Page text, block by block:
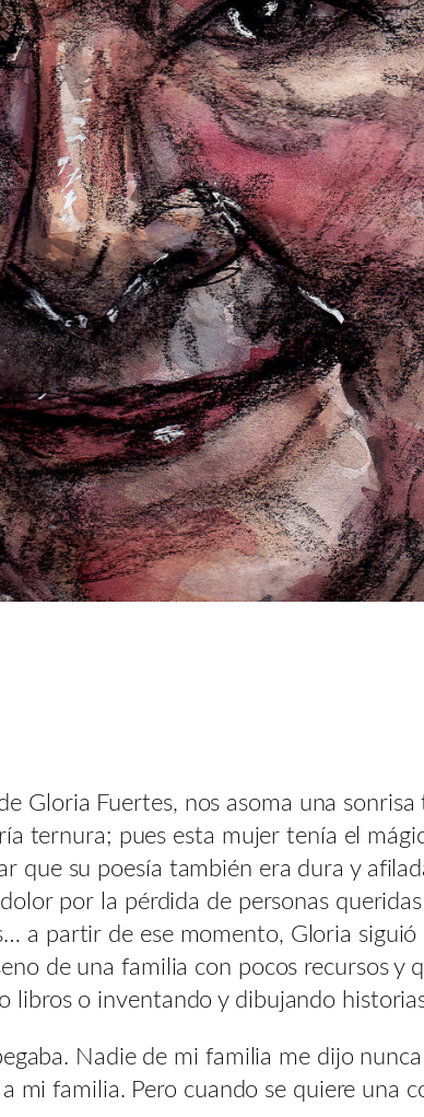
Gloria Fuertes, nos asoma una
ternura; pues esta mujer tenía el
que su poesía también era dura y
por la pérdida de personas
a partir de ese momento, Gloria
de una familia con pocos recursos y
libros o inventando y dibujando
Nadie de mi familia me dijo nunca
mi familia. Pero cuando se quiere una